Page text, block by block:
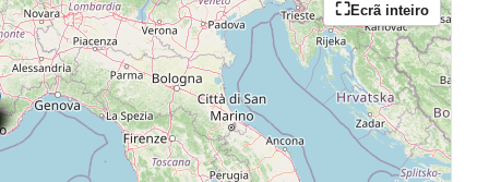
Ecrã inteiro